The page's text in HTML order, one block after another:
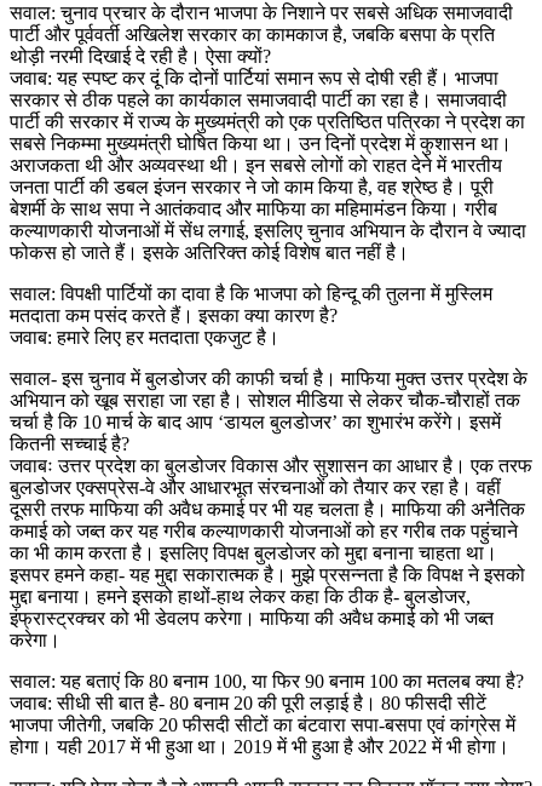
सवाल: चुनाव प्रचार के दौरान भाजपा के निशाने पर सबसे अधिक समाजवादी
पार्टी और पूर्ववर्ती अखिलेश सरकार का कामकाज है, जबकि बसपा के प्रति
थोड़ी नरमी दिखाई दे रही है। ऐसा क्यों?
जवाब: यह स्पष्ट कर दूं कि दोनों पार्टियां समान रूप से दोषी रही हैं। भाजपा
सरकार से ठीक पहले का कार्यकाल समाजवादी पार्टी का रहा है। समाजवादी
पार्टी की सरकार में राज्य के मुख्यमंत्री को एक प्रतिष्ठित पत्रिका ने प्रदेश का
सबसे निकम्मा मुख्यमंत्री घोषित किया था। उन दिनों प्रदेश में कुशासन था।
अराजकता थी और अव्यवस्था थी। इन सबसे लोगों को राहत देने में भारतीय
जनता पार्टी की डबल इंजन सरकार ने जो काम किया है, वह श्रेष्ठ है। पूरी
बेशर्मी के साथ सपा ने आतंकवाद और माफिया का महिमामंडन किया। गरीब
कल्याणकारी योजनाओं में सेंध लगाई, इसलिए चुनाव अभियान के दौरान वे ज्यादा
फोकस हो जाते हैं। इसके अतिरिक्त कोई विशेष बात नहीं है।
सवाल: विपक्षी पार्टियों का दावा है कि भाजपा को हिन्दू की तुलना में मुस्लिम
मतदाता कम पसंद करते हैं। इसका क्या कारण है?
जवाब: हमारे लिए हर मतदाता एकजुट है।
सवाल- इस चुनाव में बुलडोजर की काफी चर्चा है। माफिया मुक्त उत्तर प्रदेश के
अभियान को खूब सराहा जा रहा है। सोशल मीडिया से लेकर चौक-चौराहों तक
चर्चा है कि 10 मार्च के बाद आप ‘डायल बुलडोजर’ का शुभारंभ करेंगे। इसमें
कितनी सच्चाई है?
जवाबः उत्तर प्रदेश का बुलडोजर विकास और सुशासन का आधार है। एक तरफ
बुलडोजर एक्सप्रेस-वे और आधारभूत संरचनाओं को तैयार कर रहा है। वहीं
दूसरी तरफ माफिया की अवैध कमाई पर भी यह चलता है। माफिया की अनैतिक
कमाई को जब्त कर यह गरीब कल्याणकारी योजनाओं को हर गरीब तक पहुंचाने
का भी काम करता है। इसलिए विपक्ष बुलडोजर को मुद्दा बनाना चाहता था।
इसपर हमने कहा- यह मुद्दा सकारात्मक है। मुझे प्रसन्नता है कि विपक्ष ने इसको
मुद्दा बनाया। हमने इसको हाथों-हाथ लेकर कहा कि ठीक है- बुलडोजर,
इंफ्रास्ट्रक्चर को भी डेवलप करेगा। माफिया की अवैध कमाई को भी जब्त
करेगा।
सवाल: यह बताएं कि 80 बनाम 100, या फिर 90 बनाम 100 का मतलब क्या है?
जवाब: सीधी सी बात है- 80 बनाम 20 की पूरी लड़ाई है। 80 फीसदी सीटें
भाजपा जीतेगी, जबकि 20 फीसदी सीटों का बंटवारा सपा-बसपा एवं कांग्रेस में
होगा। यही 2017 में भी हुआ था। 2019 में भी हुआ है और 2022 में भी होगा।